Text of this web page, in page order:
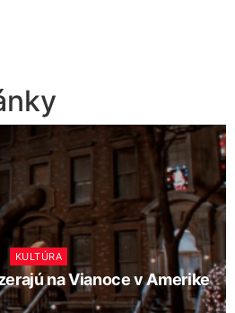
KULTÚRA
na Vianoce v Amerike